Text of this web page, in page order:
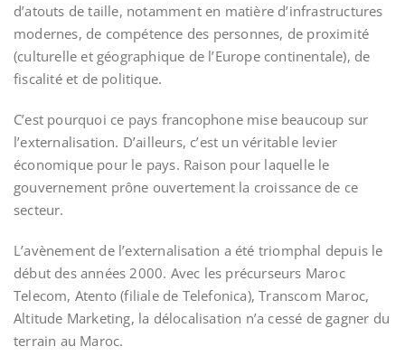
d’atouts de taille, notamment en matière d’infrastructures
modernes, de compétence des personnes, de proximité
(culturelle et géographique de l’Europe continentale), de
fiscalité et de politique.
C’est pourquoi ce pays francophone mise beaucoup sur
l’externalisation. D’ailleurs, c’est un véritable levier
économique pour le pays. Raison pour laquelle le
gouvernement prône ouvertement la croissance de ce
secteur.
L’avènement de l’externalisation a été triomphal depuis le
début des années 2000. Avec les précurseurs Maroc
Telecom, Atento (filiale de Telefonica), Transcom Maroc,
Altitude Marketing, la délocalisation n’a cessé de gagner du
terrain au Maroc.